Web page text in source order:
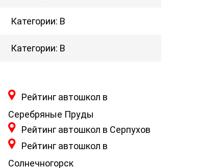
Категории: B
Категории: B
Рейтинг автошкол в
Серебряные Пруды
Рейтинг автошкол в Серпухов
Рейтинг автошкол в
Солнечногорск